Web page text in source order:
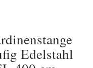
Edelstahl